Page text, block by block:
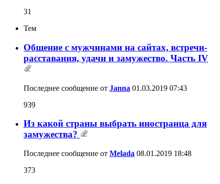
31
Тем
Общение с мужчинами на сайтах, встречи-
расставания, удачи и замужество. Часть IV
Последнее сообщение от Janna 01.03.2019 07:43
939
Из какой страны выбрать иностранца для
замужества?
Последнее сообщение от Melada 08.01.2019 18:48
373